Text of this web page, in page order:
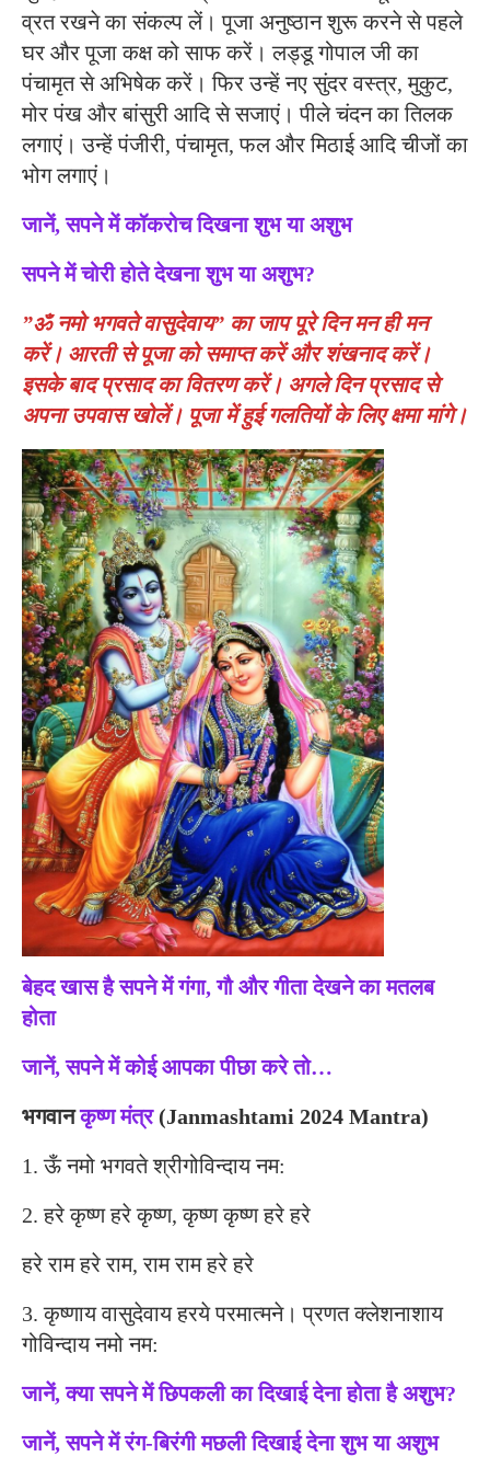
व्रत रखने का संकल्प लें। पूजा अनुष्ठान शुरू करने से पहले
घर और पूजा कक्ष को साफ करें। लड्डू गोपाल जी का
पंचामृत से अभिषेक करें। फिर उन्हें नए सुंदर वस्त्र, मुकुट,
मोर पंख और बांसुरी आदि से सजाएं। पीले चंदन का तिलक
लगाएं। उन्हें पंजीरी, पंचामृत, फल और मिठाई आदि चीजों का
भोग लगाएं।
जानें, सपने में कॉकरोच दिखना शुभ या अशुभ
सपने में चोरी होते देखना शुभ या अशुभ?
”ॐ नमो भगवते वासुदेवाय” का जाप पूरे दिन मन ही मन
करें। आरती से पूजा को समाप्त करें और शंखनाद करें।
इसके बाद प्रसाद का वितरण करें। अगले दिन प्रसाद से
अपना उपवास खोलें। पूजा में हुई गलतियों के लिए क्षमा मांगे।
बेहद खास है सपने में गंगा, गौ और गीता देखने का मतलब
होता
जानें, सपने में कोई आपका पीछा करे तो…
भगवानकृष्ण मंत्र(Janmashtami 2024 Mantra)
1. ऊँ नमो भगवते श्रीगोविन्दाय नम:
2. हरे कृष्ण हरे कृष्ण, कृष्ण कृष्ण हरे हरे
हरे राम हरे राम, राम राम हरे हरे
3. कृष्णाय वासुदेवाय हरये परमात्मने। प्रणत क्लेशनाशाय
गोविन्दाय नमो नम:
जानें, क्या सपने में छिपकली का दिखाई देना होता है अशुभ?
जानें, सपने में रंग-बिरंगी मछली दिखाई देना शुभ या अशुभ